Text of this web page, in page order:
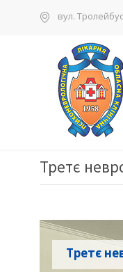
вул.
Третє
Третє